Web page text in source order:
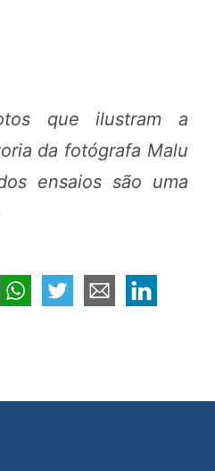
que ilustram a
da fotógrafa Malu
ensaios são uma